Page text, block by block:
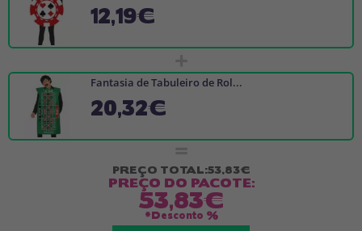
12,19€
+
Fantasia de Tabuleiro de Rol...
20,32€
=
PREÇO TOTAL:53,83€
PREÇO DO PACOTE:
53,83€
*Desconto %